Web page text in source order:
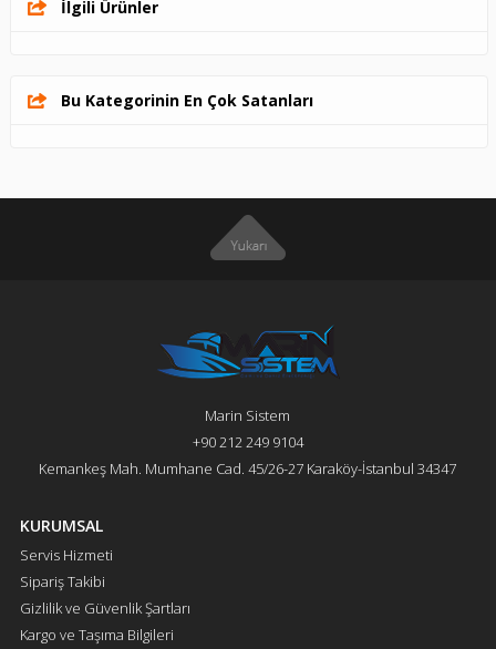
İlgili Ürünler
Bu Kategorinin En Çok Satanları
Marin Sistem
+90 212 249 9104
Kemankeş Mah. Mumhane Cad. 45/26-27 Karaköy-İstanbul 34347
KURUMSAL
Servis Hizmeti
Sipariş Takibi
Gizlilik ve Güvenlik Şartları
Kargo ve Taşıma Bilgileri